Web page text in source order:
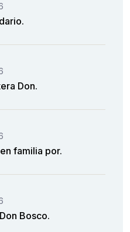
Don.
familia por.
Bosco.